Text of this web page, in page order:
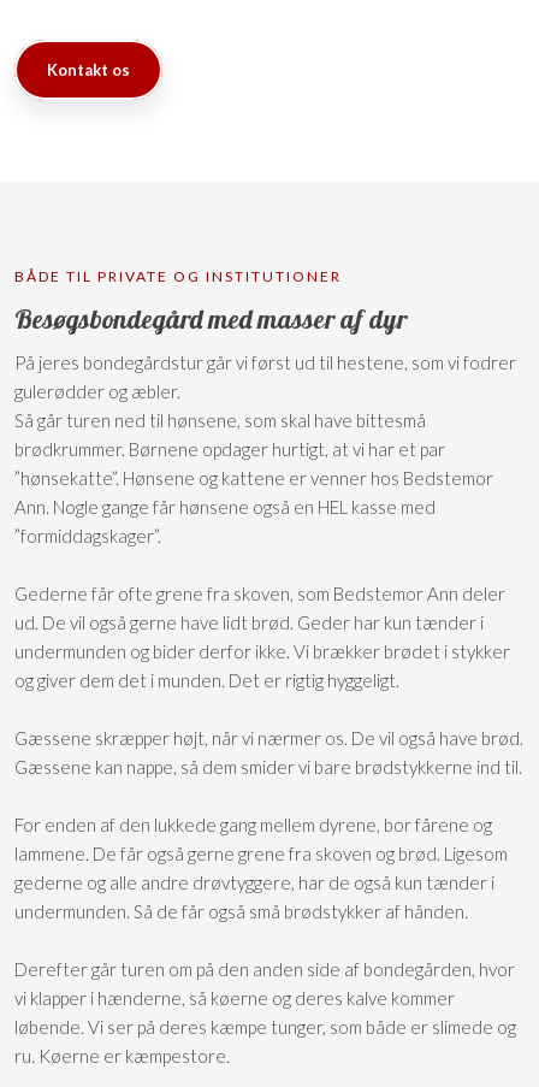
Kontakt os
​BÅDE TIL PRIVATE OG INSTITUTIONER
Besøgsbondegård med masser af dyr
På jeres bondegårdstur går vi først ud til hestene, som vi fodrer
gulerødder og æbler.
Så går turen ned til hønsene, som skal have bittesmå
brødkrummer. Børnene opdager hurtigt, at vi har et par
”hønsekatte”. Hønsene og kattene er venner hos Bedstemor
Ann. Nogle gange får hønsene også en HEL kasse med
”formiddagskager”.
Gederne får ofte grene fra skoven, som Bedstemor Ann deler
ud. De vil også gerne have lidt brød. Geder har kun tænder i
undermunden og bider derfor ikke. Vi brækker brødet i stykker
og giver dem det i munden. Det er rigtig hyggeligt.
Gæssene skræpper højt, når vi nærmer os. De vil også have brød.
Gæssene kan nappe, så dem smider vi bare brødstykkerne ind til.
For enden af den lukkede gang mellem dyrene, bor fårene og
lammene. De får også gerne grene fra skoven og brød. Ligesom
gederne og alle andre drøvtyggere, har de også kun tænder i
undermunden. Så de får også små brødstykker af hånden.
Derefter går turen om på den anden side af bondegården, hvor
vi klapper i hænderne, så køerne og deres kalve kommer
løbende. Vi ser på deres kæmpe tunger, som både er slimede og
ru. Køerne er kæmpestore.